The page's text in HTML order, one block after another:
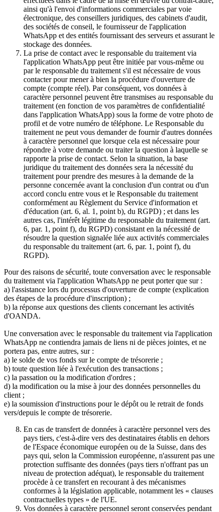
ainsi qu'à l'envoi d'informations commerciales par voie
électronique, des conseillers juridiques, des cabinets d'audit,
des sociétés de conseil, le fournisseur de l'application
WhatsApp et des entités fournissant des serveurs et assurant le
stockage des données.
La prise de contact avec le responsable du traitement via
l'application WhatsApp peut être initiée par vous-même ou
par le responsable du traitement s'il est nécessaire de vous
contacter pour mener à bien la procédure d'ouverture de
compte (compte réel). Par conséquent, vos données à
caractère personnel peuvent être transmises au responsable du
traitement (en fonction de vos paramètres de confidentialité
dans l'application WhatsApp) sous la forme de votre photo de
profil et de votre numéro de téléphone. Le Responsable du
traitement ne peut vous demander de fournir d'autres données
à caractère personnel que lorsque cela est nécessaire pour
répondre à votre demande ou traiter la question à laquelle se
rapporte la prise de contact. Selon la situation, la base
juridique du traitement des données sera la nécessité du
traitement pour prendre des mesures à la demande de la
personne concernée avant la conclusion d'un contrat ou d'un
accord conclu entre vous et le Responsable du traitement
conformément au Règlement du Service d'information et
d'éducation (art. 6, al. 1, point b), du RGPD) ; et dans les
autres cas, l'intérêt légitime du responsable du traitement (art.
6, par. 1, point f), du RGPD) consistant en la nécessité de
résoudre la question signalée liée aux activités commerciales
du responsable du traitement (art. 6, par. 1, point f), du
RGPD).
Pour des raisons de sécurité, toute conversation avec le responsable
du traitement via l'application WhatsApp ne peut porter que sur :
a) l'assistance lors du processus d'ouverture de compte (explication
des étapes de la procédure d'inscription) ;
b) la réponse aux questions des clients concernant les activités
d'OANDA.
Une conversation avec le responsable du traitement via l'application
WhatsApp ne contiendra jamais de liens ni de pièces jointes, et ne
portera pas, entre autres, sur :
a) le solde de vos fonds sur le compte de trésorerie ;
b) toute question liée à l'exécution des transactions ;
c) la passation ou la modification d'ordres ;
d) la modification ou la mise à jour des données personnelles du
client ;
e) la soumission d'instructions pour le dépôt ou le retrait de fonds
vers/depuis le compte de trésorerie.
En cas de transfert de données à caractère personnel vers des
pays tiers, c'est-à-dire vers des destinataires établis en dehors
de l'Espace économique européen ou de la Suisse, dans des
pays qui, selon la Commission européenne, n'assurent pas une
protection suffisante des données (pays tiers n'offrant pas un
niveau de protection adéquat), le responsable du traitement
procède à ce transfert en recourant à des mécanismes
conformes à la législation applicable, notamment les « clauses
contractuelles types » de l'UE.
Vos données à caractère personnel seront conservées pendant